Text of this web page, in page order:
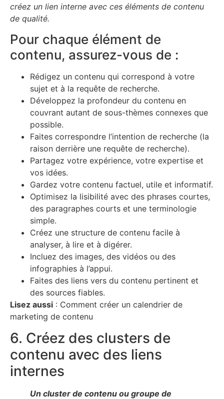
créez un lien interne avec ces éléments de contenu
de qualité.
Pour chaque élément de
contenu, assurez-vous de :
Rédigez un contenu qui correspond à votre
sujet et à la requête de recherche.
Développez la profondeur du contenu en
couvrant autant de sous-thèmes connexes que
possible.
Faites correspondre l’intention de recherche (la
raison derrière une requête de recherche).
Partagez votre expérience, votre expertise et
vos idées.
Gardez votre contenu factuel, utile et informatif.
Optimisez la lisibilité avec des phrases courtes,
des paragraphes courts et une terminologie
simple.
Créez une structure de contenu facile à
analyser, à lire et à digérer.
Incluez des images, des vidéos ou des
infographies à l’appui.
Faites des liens vers du contenu pertinent et
des sources fiables.
Lisez aussi : Comment créer un calendrier de
marketing de contenu
6. Créez des clusters de
contenu avec des liens
internes
Un cluster de contenu ou groupe de